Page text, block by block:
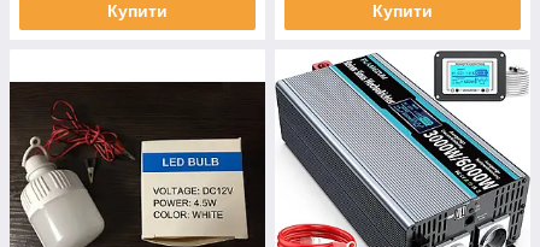
Купити Купити